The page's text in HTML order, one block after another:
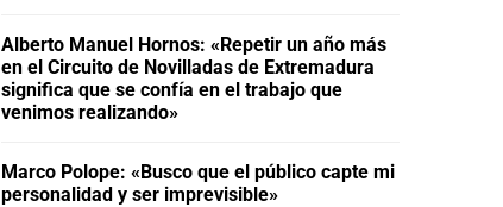
Alberto Manuel Hornos: «Repetir un año más
en el Circuito de Novilladas de Extremadura
significa que se confía en el trabajo que
venimos realizando»
Marco Polope: «Busco que el público capte mi
personalidad y ser imprevisible»